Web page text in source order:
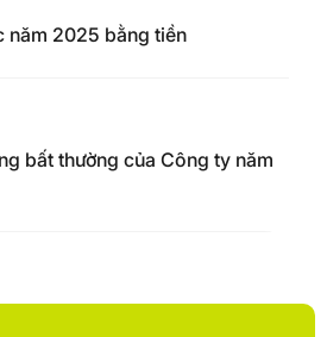
năm 2025 bằng tiền
bất thường của Công ty năm